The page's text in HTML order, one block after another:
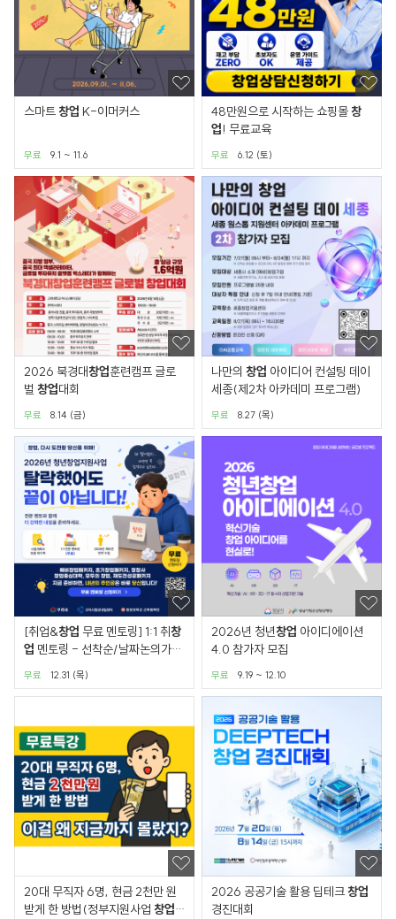
스마트창업 K-이머커스
9.1 ~ 11.6
무료
48만원으로 시작하는 쇼핑몰창
업! 무료교육
6.12 (토)
무료
2026 북경대창업훈련캠프 글로
벌 창업대회
8.14 (금)
무료
나만의 창업 아이디어 컨설팅 데이
세종(제2차 아카데미 프로그램)
8.27 (목)
무료
[취업&창업 무료 멘토링] 1:1 취창
업 멘토링 - 선착순/날짜논의가
능/온,오프라인 가능
12.31 (목)
무료
2026년 청년창업 아이디에이션
4.0 참가자 모집
9.19 ~ 12.10
무료
20대 무직자 6명, 현금 2천만 원
받게 한 방법(정부지원사업 창업
2026 공공기술 활용 딥테크창업
경진대회